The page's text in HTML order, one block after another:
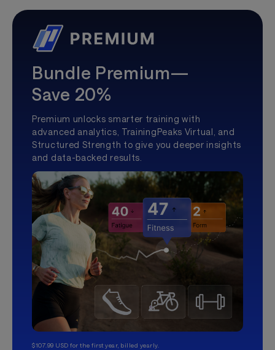
Bundle Premium—
Save 20%
Premium unlocks smarter training with
advanced analytics, TrainingPeaks Virtual, and
Structured Strength to give you deeper insights
and data-backed results.
$107.99 USD for the first year, billed yearly.